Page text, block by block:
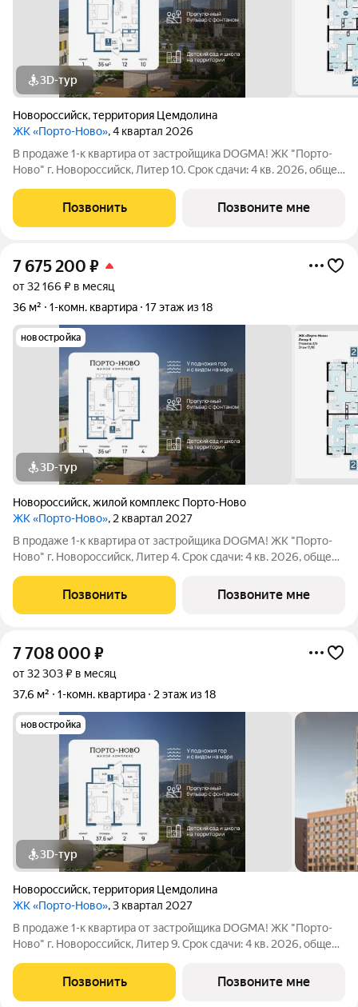
3D-тур
Новороссийск,территория Цемдолина
ЖК «Порто-Ново», 4 квартал 2026
В продаже 1-к квартира от застройщика DOGMA! ЖК "Порто-
Ново" г. Новороссийск, Литер 10. Срок сдачи: 4 кв. 2026, общей
для комфортной жизни. Место, где шум Чёрного моря
становится саундтреком
Позвонить Позвоните мне
7 675 200 ₽
от 32 166 ₽ в месяц
36 м²
1-комн. квартира 17 этаж из 18
новостройка
3D-тур
Новороссийск,жилой комплекс Порто-Ново
ЖК «Порто-Ново», 2 квартал 2027
В продаже 1-к квартира от застройщика DOGMA! ЖК "Порто-
Ново" г. Новороссийск, Литер 4. Срок сдачи: 4 кв. 2026, общей
для комфортной жизни. Место, где шум Чёрного моря
становится саундтреком
Позвонить Позвоните мне
7 708 000 ₽
от 32 303 ₽ в месяц
37,6 м²
1-комн. квартира 2 этаж из 18
новостройка
3D-тур
Новороссийск,территория Цемдолина
ЖК «Порто-Ново», 3 квартал 2027
В продаже 1-к квартира от застройщика DOGMA! ЖК "Порто-
Ново" г. Новороссийск, Литер 9. Срок сдачи: 4 кв. 2026, общей
для комфортной жизни. Место, где шум Чёрного моря
становится саундтреком
Позвонить Позвоните мне